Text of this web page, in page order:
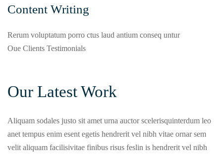
Content Writing
Rerum voluptatum porro ctus laud antium conseq untur
Oue Clients Testimonials
Our Latest Work
Aliquam sodales justo sit amet urna auctor scelerisquinterdum leo
anet tempus enim esent egetis hendrerit vel nibh vitae ornar sem
velit aliquam facilisivitae finibus risus feslin is hendrerit vel nibh